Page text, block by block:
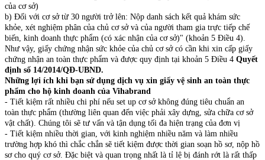
của cơ sở)
b) Đối với cơ sở từ 30 người trở lên: Nộp danh sách kết quả khám sức
khỏe, xét nghiệm phân của chủ cơ sở và của người tham gia trực tiếp chế
biến, kinh doanh thực phẩm (có xác nhận của cơ sở)" (khoản 5 Điều 4).
Như vậy, giấy chứng nhận sức khỏe của chủ cơ sở có cần khi xin cấp giấy
chứng nhận an toàn thực phẩm và được quy định tại khoản 5 Điều 4 Quyết
định số 14/2014/QĐ-UBND.
Những lợi ích khi bạn sử dụng dịch vụ​ xin giấy vệ sinh an toàn thực
phẩm cho hộ kinh doanh của Vihabrand
- Tiết kiệm rất nhiều chi phí nếu set up cơ sở không đúng tiêu chuẩn an
toàn thực phẩm (thường liên quan đến việc phải xây dựng, sửa chữa cơ sở
vật chất). Chúng tôi sẽ tư vấn và tận dụng tối đa hiện trạng của đơn vị
- Tiết kiệm nhiều thời gian, với kinh nghiệm nhiều năm và làm nhiều
trường hợp khó thì chắc chắn sẽ tiết kiệm được thời gian soạn hồ sơ, nộp hồ
sơ cho quý cơ sở. Đặc biệt và quan trọng nhất là tỉ lệ bị đánh rớt là rất thấp